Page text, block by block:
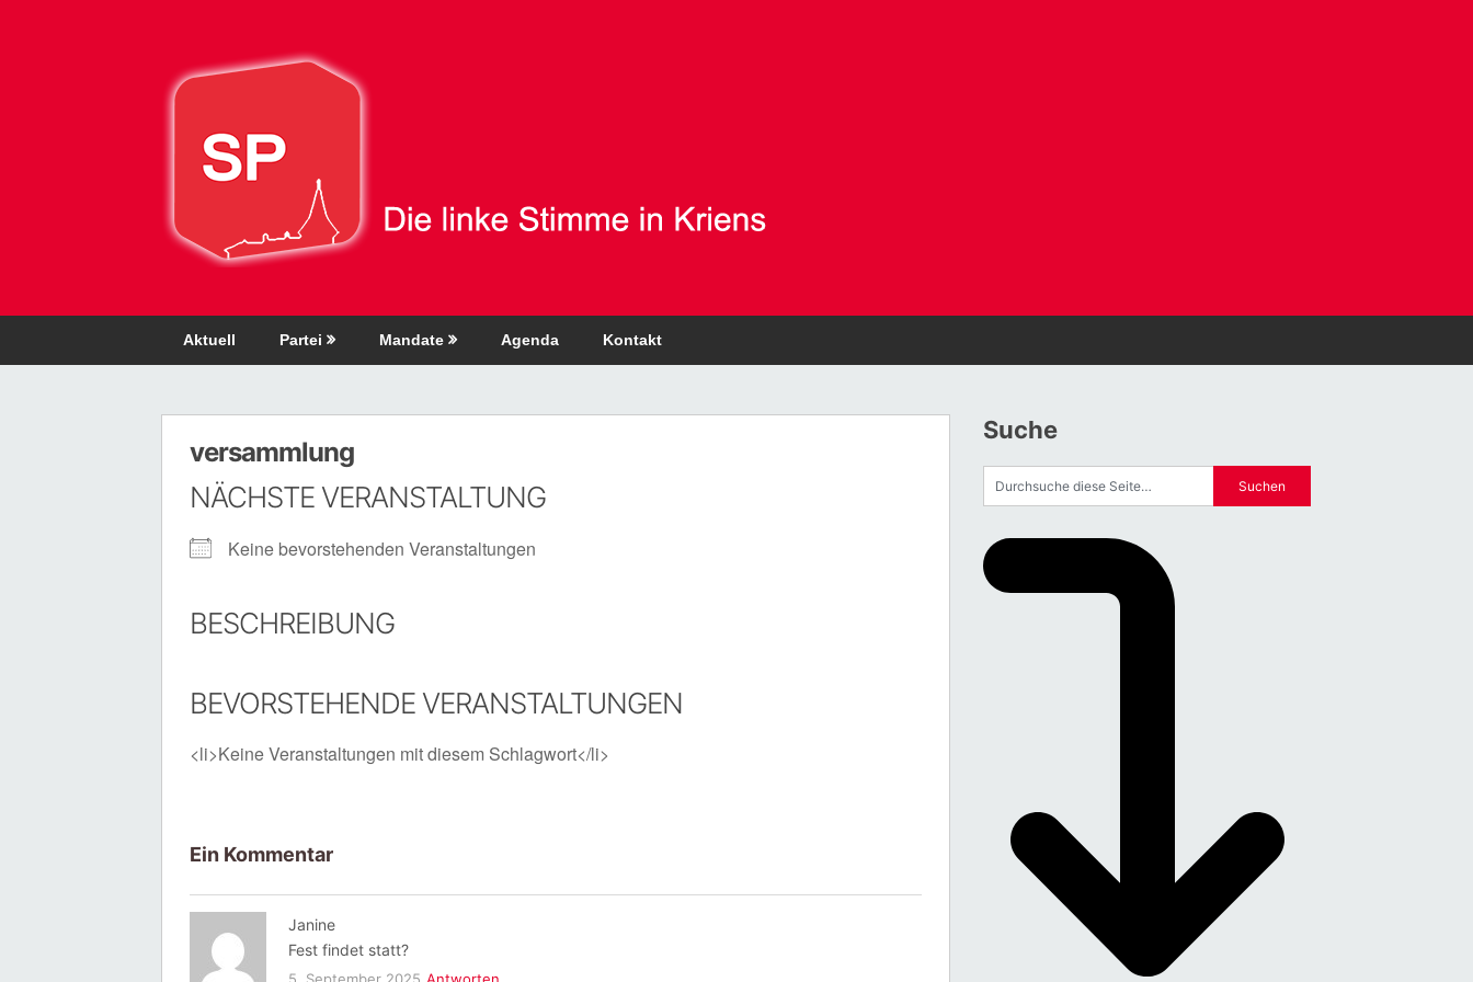
Aktuell Partei Mandate Agenda Kontakt
versammlung
NÄCHSTE VERANSTALTUNG
Keine bevorstehenden Veranstaltungen
BESCHREIBUNG
BEVORSTEHENDE VERANSTALTUNGEN
<li>Keine Veranstaltungen mit diesem Schlagwort</li>
Ein Kommentar
Janine
Fest findet statt?
Suche